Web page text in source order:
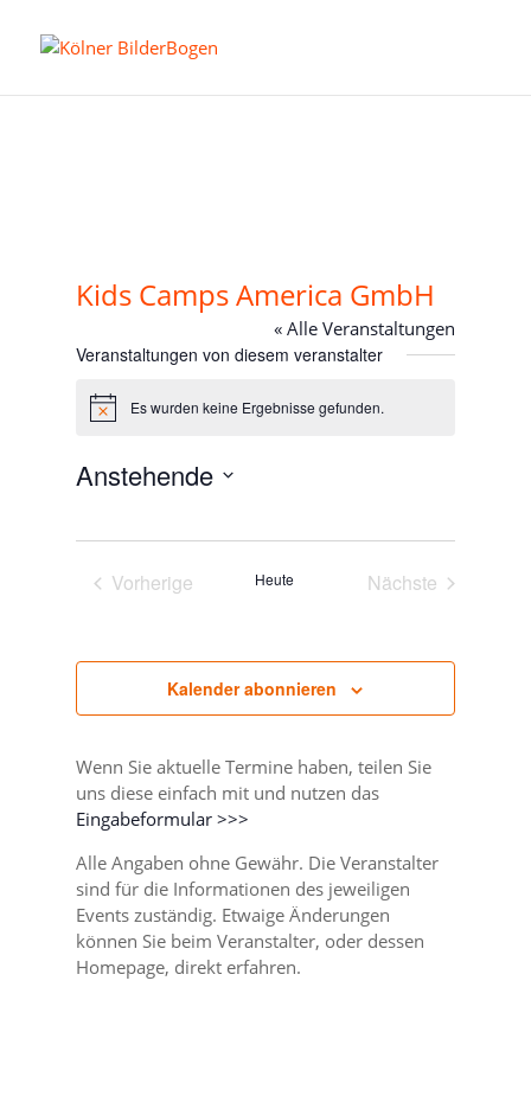
Kids Camps America GmbH
« Alle Veranstaltungen
Veranstaltungen von diesem veranstalter
HinweisEs wurden keine Ergebnisse gefunden.
Anstehende
Vorherige
Heute
Nächste
Kalender abonnieren
Wenn Sie aktuelle Termine haben, teilen Sie
uns diese einfach mit und nutzen das
Eingabeformular >>>
Alle Angaben ohne Gewähr. Die Veranstalter
sind für die Informationen des jeweiligen
Events zuständig. Etwaige Änderungen
können Sie beim Veranstalter, oder dessen
Homepage, direkt erfahren.